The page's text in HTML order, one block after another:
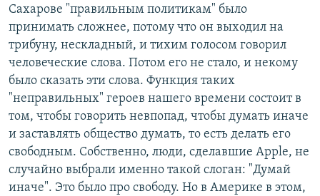
Сахарове "правильным политикам" было
принимать сложнее, потому что он выходил на
трибуну, нескладный, и тихим голосом говорил
человеческие слова. Потом его не стало, и некому
было сказать эти слова. Функция таких
"неправильных" героев нашего времени состоит в
том, чтобы говорить невпопад, чтобы думать иначе
и заставлять общество думать, то есть делать его
свободным. Собственно, люди, сделавшие Apple, не
случайно выбрали именно такой слоган: "Думай
иначе". Это было про свободу. Но в Америке в этом,